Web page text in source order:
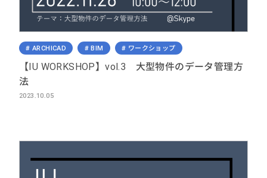
ARCHICAD BIM ワークショップ
【IU WORKSHOP】vol.3 大型物件のデータ管理方
法
2023.10.05